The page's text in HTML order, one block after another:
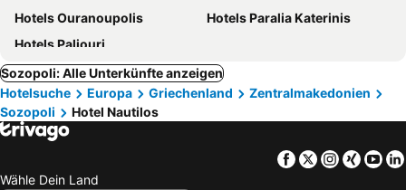
Hotels Ouranoupolis
Hotels Paralia Katerinis
Hotels Paliouri
Sozopoli: Alle Unterkünfte anzeigen
Hotelsuche
Europa Griechenland
Zentralmakedonien
Sozopoli
Hotel Nautilos
Facebook
TwitterXing
Wähle Dein Land